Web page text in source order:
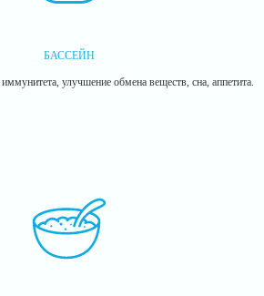
БАССЕЙН
улучшение обмена веществ, сна, аппетита.